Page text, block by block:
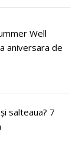
Well
aniversara de
salteaua? 7